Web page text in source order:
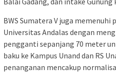
BWS Sumatera V juga
Universitas Andalas dengan
pengganti sepanjang 70 meter
baku ke Kampus Unand dan RS
penanganan mencakup